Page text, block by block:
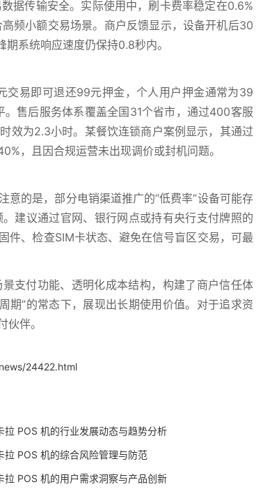
据传输安全。实际使用中，刷卡费率稳定在0.6%
频小额交易场景。商户反馈显示，设备开机后30
系统响应速度仍保持0.8秒内。
交易即可退还99元押金，个人用户押金通常为39
售后服务体系覆盖全国31个省市，通过400客服
效为2.3小时。某餐饮连锁商户案例显示，其通过
，且因合规运营未出现调价或封机问题。
意的是，部分电销渠道推广的“低费率”设备可能存
建议通过官网、银行网点或持有央行支付牌照的
件、检查SIM卡状态、避免在信号盲区交易，可最
支付功能、透明化成本结构，构建了商户信任体
期”的常态下，展现出长期使用价值。对于追求资
伴。
24422.html
拉 POS 机的行业发展动态与趋势分析
拉 POS 机的综合风险管理与防范
拉 POS 机的用户需求洞察与产品创新